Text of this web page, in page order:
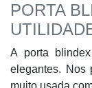
PORTA
A porta
elegantes. Nos